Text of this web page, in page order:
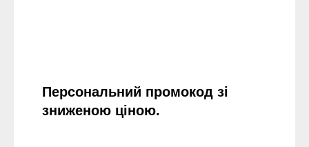
Персональний промокод зі
зниженою ціною.